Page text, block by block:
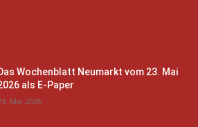
Wochenblatt Neumarkt vom 23. Mai
als E-Paper
Mai 2026